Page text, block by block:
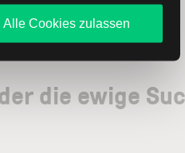
Alle Cookies zulassen
die ewige